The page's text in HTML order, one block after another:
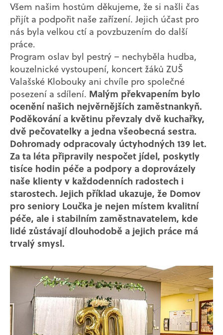
Všem našim hostům děkujeme, že si našli čas
přijít a podpořit naše zařízení. Jejich účast pro
nás byla velkou ctí a povzbuzením do další
práce.
Program oslav byl pestrý – nechyběla hudba,
kouzelnické vystoupení, koncert žáků ZUŠ
Valašské Klobouky ani chvíle pro společné
posezení a sdílení. Malým překvapením bylo
ocenění našich nejvěrnějších zaměstnankyň.
Poděkování a květinu převzaly dvě kuchařky,
dvě pečovatelky a jedna všeobecná sestra.
Dohromady odpracovaly úctyhodných 139 let.
Za ta léta připravily nespočet jídel, poskytly
tisíce hodin péče a podpory a doprovázely
naše klienty v každodenních radostech i
starostech. Jejich příklad ukazuje, že Domov
pro seniory Loučka je nejen místem kvalitní
péče, ale i stabilním zaměstnavatelem, kde
lidé zůstávají dlouhodobě a jejich práce má
trvalý smysl.